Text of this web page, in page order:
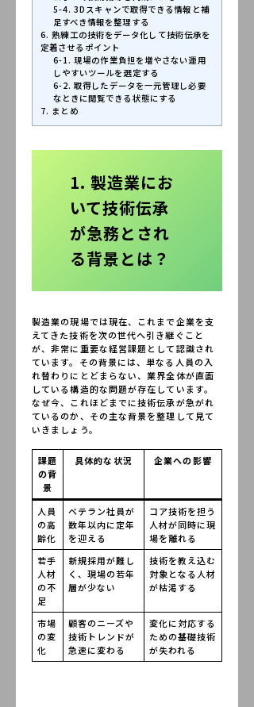
5-4. 3Dスキャンで取得できる情報と補
足すべき情報を整理する
6. 熟練工の技術をデータ化して技術伝承を
定着させるポイント
6-1. 現場の作業負担を増やさない運用
しやすいツールを選定する
6-2. 取得したデータを一元管理し必要
なときに閲覧できる状態にする
7. まとめ
1. 製造業にお
いて技術伝承
が急務とされ
る背景とは？
製造業の現場では現在、これまで企業を支
えてきた技術を次の世代へ引き継ぐこと
が、非常に重要な経営課題として認識され
ています。その背景には、単なる人員の入
れ替わりにとどまらない、業界全体が直面
している構造的な問題が存在しています。
なぜ今、これほどまでに技術伝承が急がれ
ているのか、その主な背景を整理して見て
いきましょう。
課題
の背
景
具体的な状況 企業への影響
人員
の高
齢化
ベテラン社員が
数年以内に定年
を迎える
コア技術を担う
人材が同時に現
場を離れる
若手
人材
の不
足
新規採用が難し
く、現場の若年
層が少ない
技術を教え込む
対象となる人材
が枯渇する
市場
の変
化
顧客のニーズや
技術トレンドが
急速に変わる
変化に対応する
ための基礎技術
が失われる